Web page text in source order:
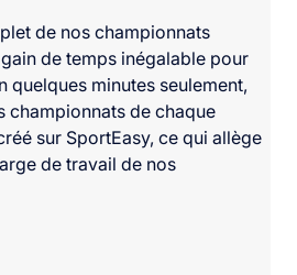
de nos championnats
de temps inégalable pour
quelques minutes seulement,
championnats de chaque
sur SportEasy, ce qui allège
de travail de nos